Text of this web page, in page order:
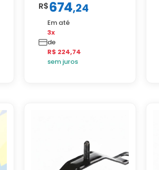
R$674,24
Em até
3x
de
R$ 224,74
sem juros